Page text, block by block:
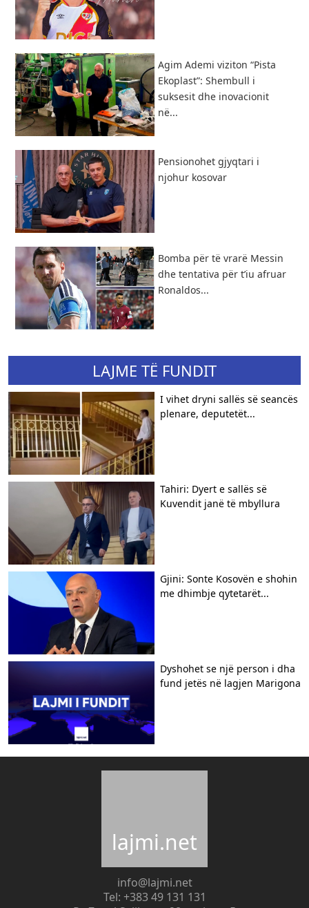
Agim Ademi viziton “Pista
Ekoplast”: Shembull i
suksesit dhe inovacionit
në...
Pensionohet gjyqtari i
njohur kosovar
Bomba për të vrarë Messin
dhe tentativa për t’iu afruar
Ronaldos...
LAJME TË FUNDIT
I vihet dryni sallës së seancës
plenare, deputetët...
Tahiri: Dyert e sallës së
Kuvendit janë të mbyllura
Gjini: Sonte Kosovën e shohin
me dhimbje qytetarët...
Dyshohet se një person i dha
fund jetës në lagjen Marigona
lajmi.net
info@lajmi.net
Tel: +383 49 131 131